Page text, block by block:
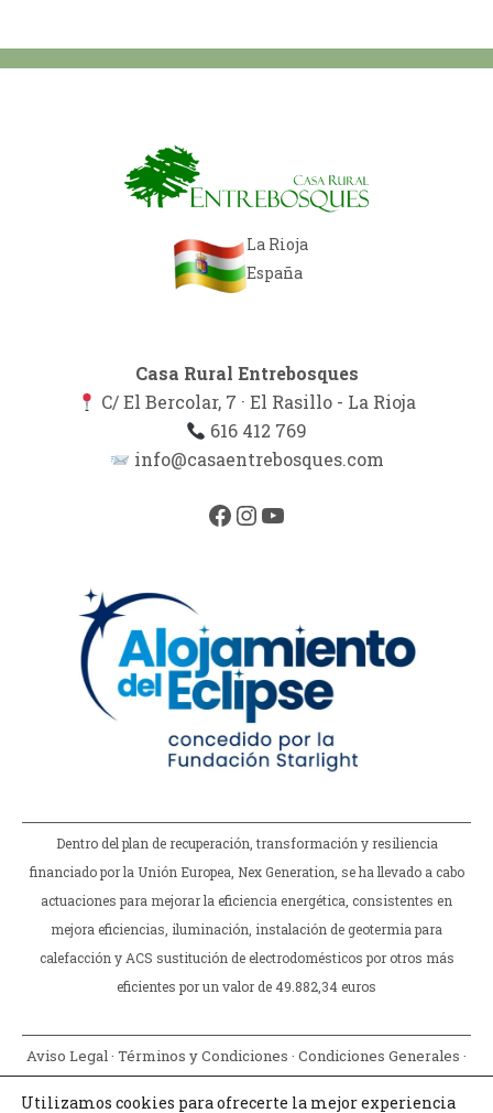
La Rioja
España
Casa Rural Entrebosques
C/ El Bercolar, 7 · El Rasillo - La Rioja
616 412 769
info@casaentrebosques.com
Facebook
Instagram
YouTube
Dentro del plan de recuperación, transformación y resiliencia
financiado por la Unión Europea, Nex Generation, se ha llevado a cabo
actuaciones para mejorar la eficiencia energética, consistentes en
mejora eficiencias, iluminación, instalación de geotermia para
calefacción y ACS sustitución de electrodomésticos por otros más
eficientes por un valor de 49.882,34 euros
Aviso Legal· Términos y Condiciones · Condiciones Generales ·
Utilizamos cookies para ofrecerte la mejor experiencia